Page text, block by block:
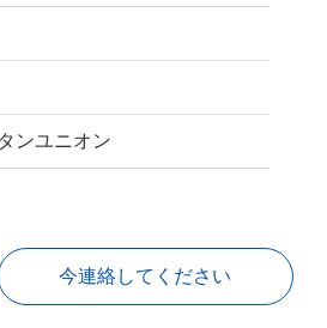
ンユニオン
今連絡してください